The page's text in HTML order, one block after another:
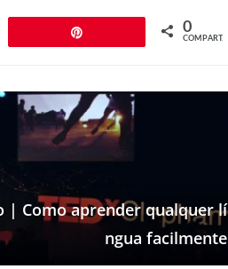
0
COMPART.
| Como aprender qualquer lí
ngua facilmente